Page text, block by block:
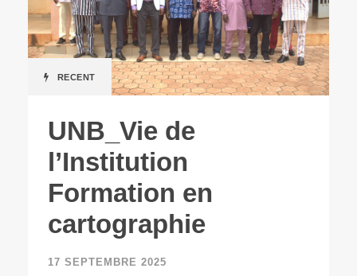
RECENT
UNB_Vie de
l’Institution
Formation en
cartographie
17 SEPTEMBRE 2025